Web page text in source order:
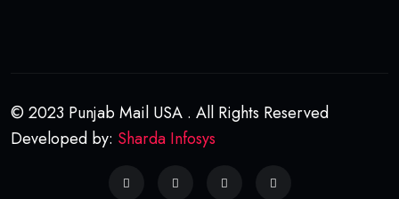
© 2023 Punjab Mail USA . All Rights Reserved
Developed by: Sharda Infosys